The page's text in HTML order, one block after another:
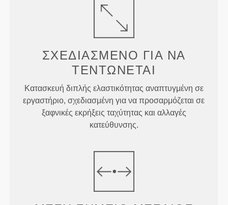
ΣΧΕΔΙΑΣΜΈΝΟ ΓΙΑ ΝΑ
ΤΕΝΤΏΝΕΤΑΙ
Κατασκευή διπλής ελαστικότητας αναπτυγμένη σε
εργαστήριο, σχεδιασμένη για να προσαρμόζεται σε
ξαφνικές εκρήξεις ταχύτητας και αλλαγές
κατεύθυνσης.